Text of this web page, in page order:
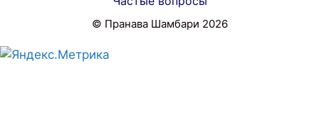
© Пранава Шамбари 2026